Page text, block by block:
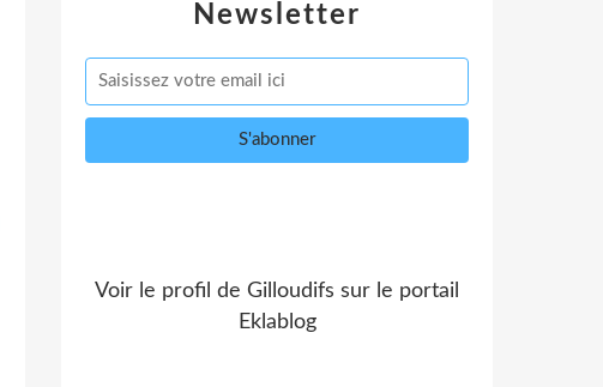
Newsletter
Voir le profil de Gilloudifs sur le portail
Eklablog